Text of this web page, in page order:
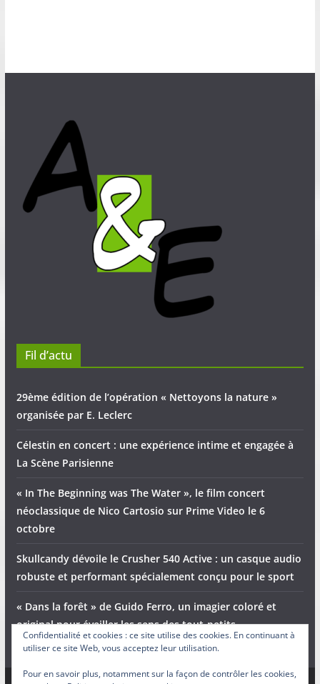
Fil d’actu
29ème édition de l’opération « Nettoyons la nature »
organisée par E. Leclerc
Célestin en concert : une expérience intime et engagée à
La Scène Parisienne
« In The Beginning was The Water », le film concert
néoclassique de Nico Cartosio sur Prime Video le 6
octobre
Skullcandy dévoile le Crusher 540 Active : un casque audio
robuste et performant spécialement conçu pour le sport
« Dans la forêt » de Guido Ferro, un imagier coloré et
original pour éveiller les sens des tout-petits
Confidentialité et cookies : ce site utilise des cookies. En continuant à
utiliser ce site Web, vous acceptez leur utilisation.
Pour en savoir plus, notamment sur la façon de contrôler les cookies,